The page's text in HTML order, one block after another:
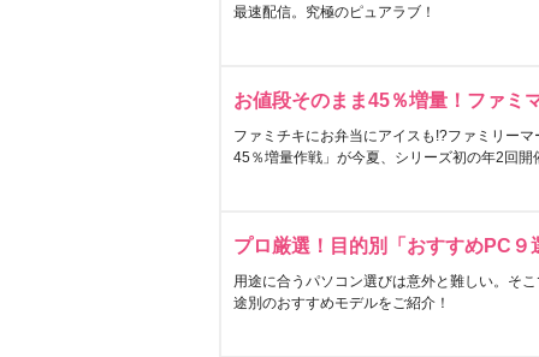
最速配信。究極のピュアラブ！
お値段そのまま45％増量！ファミ
ファミチキにお弁当にアイスも!?ファミリー
45％増量作戦」が今夏、シリーズ初の年2回開
プロ厳選！目的別「おすすめPC９
用途に合うパソコン選びは意外と難しい。そ
途別のおすすめモデルをご紹介！